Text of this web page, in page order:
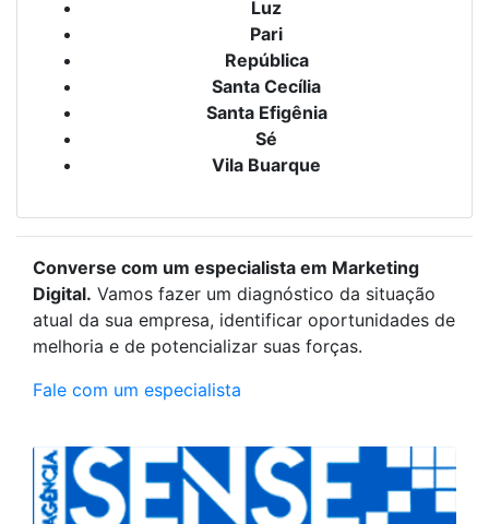
Luz
Pari
República
Santa Cecília
Santa Efigênia
Sé
Vila Buarque
Converse com um especialista em Marketing
Digital. Vamos fazer um diagnóstico da situação
atual da sua empresa, identificar oportunidades de
melhoria e de potencializar suas forças.
Fale com um especialista